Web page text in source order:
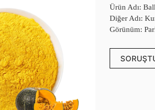
Ürün Adı:
Diğer Adı:
Görünüm: